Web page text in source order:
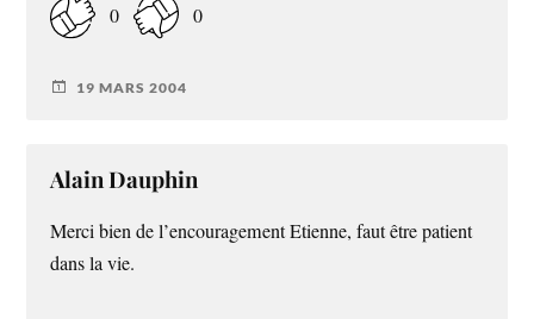
0 0
19 MARS 2004
Alain Dauphin
Merci bien de l’encouragement Etienne, faut être patient
dans la vie.